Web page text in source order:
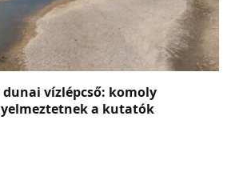
dunai vízlépcső: komoly
a kutatók